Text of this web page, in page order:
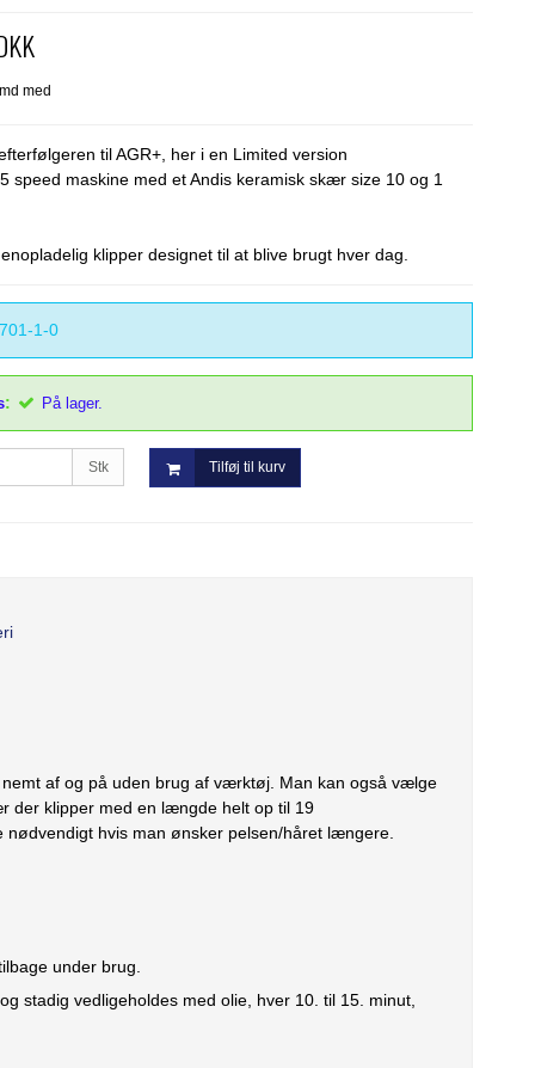
til AGR+, her i en Limited version
speed maskine med et Andis keramisk skær size 10 og 1
klipper designet til at blive brugt hver dag.
1-0
: På lager.
Stk Tilføj til kurv
af og på uden brug af værktøj. Man kan også vælge
der klipper med en længde helt op til 19
hvis man ønsker pelsen/håret længere.
under brug.
stadig vedligeholdes med olie, hver 10. til 15. minut,